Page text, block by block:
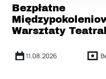
Bezpłatne
Warsztaty
11.08.2026